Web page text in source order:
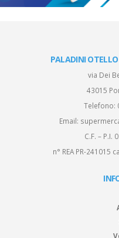
PALADINI
via Dei
43015
Telefono:
Email:
C.F. – P.I.
n° REA PR-241015